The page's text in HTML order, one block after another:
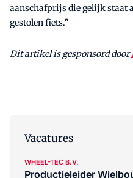
aanschafprijs die gelijk staat
gestolen fiets.”
Dit artikel is gesponsord door
Vacatures
WHEEL-TEC B.V.
Productieleider